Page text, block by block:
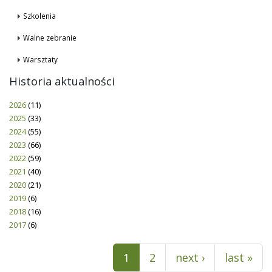
Szkolenia
Walne zebranie
Warsztaty
Historia aktualności
2026(11)
2025 (33)
2024(55)
2023 (66)
2022(59)
2021 (40)
2020(21)
2019(6)
2018(16)
2017(6)
1 2 next › last »